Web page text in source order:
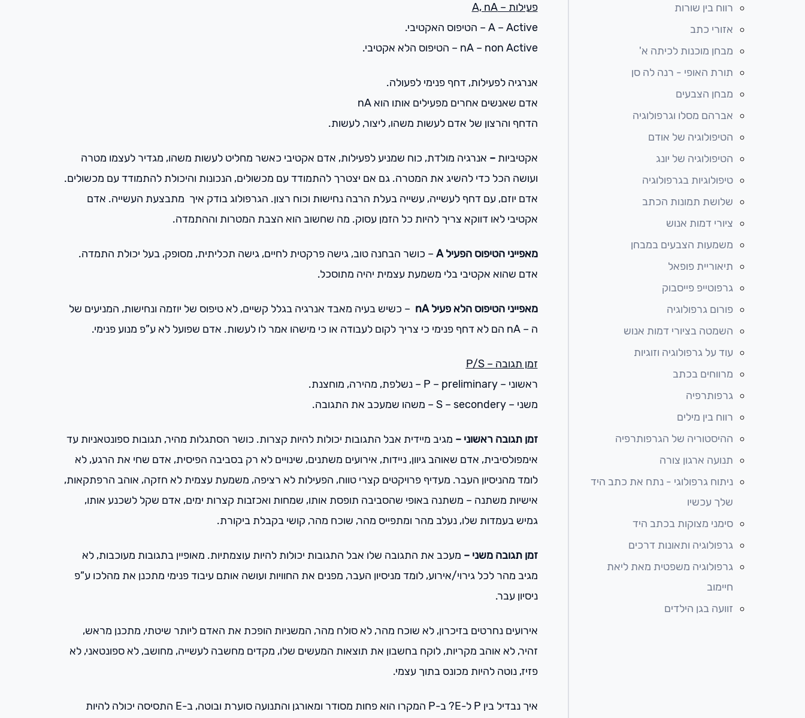
פעילות – A, nA
A – Active – הטיפוס האקטיבי.
nA – non Active – הטיפוס הלא אקטיבי.
אנרגיה לפעילות, דחף פנימי לפעולה.
אדם שאנשים אחרים מפעילים אותו הוא nA
הדחף והרצון של אדם לעשות משהו, ליצור, לעשות.
אקטיביות– אנרגיה מולדת, כוח שמניע לפעילות, אדם אקטיבי כאשר מחליט לעשות משהו, מגדיר לעצמו מטרה
ועושה הכל כדי להשיג את המטרה. גם אם יצטרך להתמודד עם מכשולים, הנכונות והיכולת להתמודד עם מכשולים.
אדם יוזם, עם דחף לעשייה, עשייה בעלת הרבה נחישות וכוח רצון. הגרפולוג בודק איך מתבצעת העשייה. אדם
אקטיבי לאו דווקא צריך להיות כל הזמן עסוק. מה שחשוב הוא הצבת המטרות וההתמדה.
מאפייני הטיפוס הפעיל A
– כושר הבחנה טוב, גישה פרקטית לחיים, גישה תכליתית, מסופק, בעל יכולת התמדה.
אדם שהוא אקטיבי בלי משמעת עצמית יהיה מתוסכל.
מאפייני הטיפוס הלא פעיל nA
– כשיש בעיה מאבד אנרגיה בגלל קשיים, לא טיפוס של יוזמה ונחישות, המניעים של
ה – nA הם לא דחף פנימי כי צריך לקום לעבודה או כי מישהו אמר לו לעשות. אדם שפועל לא ע”פ מנוע פנימי.
זמן תגובה – P/S
ראשוני – P – preliminary – נשלפת, מהירה, מוחצנת.
משני – S – secondery – משהו שמעכב את התגובה.
זמן תגובה ראשוני – מגיב מיידית אבל התגובות יכולות להיות קצרות. כושר הסתגלות מהיר, תגובות ספונטאניות עד
אימפולסיבית, אדם שאוהב גיוון, ניידות, אירועים משתנים, שינויים לא רק בסביבה הפיסית, אדם שחי את הרגע, לא
לומד מהניסיון העבר. מעדיף פרויקטים קצרי טווח, הפעילות לא רציפה, משמעת עצמית לא חזקה, אוהב הרפתקאות,
אישיות משתנה – משתנה באופי שהסביבה תופסת אותו, שמחות ואכזבות קצרות ימים, אדם שקל לשכנע אותו,
גמיש בעמדות שלו, נעלב מהר ומתפייס מהר, שוכח מהר, קושי בקבלת ביקורת.
זמן תגובה משני – מעכב את התגובה שלו אבל התגובות יכולות להיות עוצמתיות. מאופיין בתגובות מעוכבות, לא
מגיב מהר לכל גירוי/אירוע, לומד מניסיון העבר, מפנים את החוויות ועושה אותם עיבוד פנימי מתכנן את מהלכו ע”פ
ניסיון עבר.
אירועים נחרטים בזיכרון, לא שוכח מהר, לא סולח מהר, המשניות הופכת את האדם ליותר שיטתי, מתכנן מראש,
זהיר, לא אוהב מקריות, לוקח בחשבון את תוצאות המעשים שלו, מקדים מחשבה לעשייה, מחושב, לא ספונטאני, לא
פזיז, נוטה להיות מכונס בתוך עצמי.
איך נבדיל בין P ל-E? ב-P המקרו הוא פחות מסודר ומאורגן והתנועה סוערת ובוטה, ב-E התסיסה יכולה להיות
רווח בין שורות
אזורי כתב
מבחן מוכנות לכיתה א'
תורת האופי - רנה לה סן
מבחן הצבעים
אברהם מסלו וגרפולוגיה
הטיפולוגיה של אודם
הטיפולוגיה של יונג
טיפולוגיות בגרפולוגיה
שלושת תמונות הכתב
ציורי דמות אנוש
משמעות הצבעים במבחן
תיאוריית פופאל
גרפוטייפ פייסבוק
פורום גרפולוגיה
השמטה בציורי דמות אנוש
עוד על גרפולוגיה וזוגיות
מרווחים בכתב
גרפותרפיה
רווח בין מילים
ההיסטוריה של הגרפותרפיה
תנועה ארגון צורה
ניתוח גרפולוגי - נתח את כתב היד
שלך עכשיו
סימני מצוקות בכתב היד
גרפולוגיה ותאונות דרכים
גרפולוגיה משפטית מאת ליאת
חיימוב
זוועה בגן הילדים